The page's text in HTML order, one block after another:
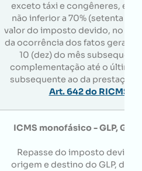
exceto táxi e congêneres, em
não inferior a 70% (setenta
valor do imposto devido, no
da ocorrência dos fatos
10 (dez) do mês
complementação até o último
subsequente ao da prestação.
Art. 642 do RICMS/
ICMS monofásico - GLP,
Repasse do imposto devido
origem e destino do GLP, do